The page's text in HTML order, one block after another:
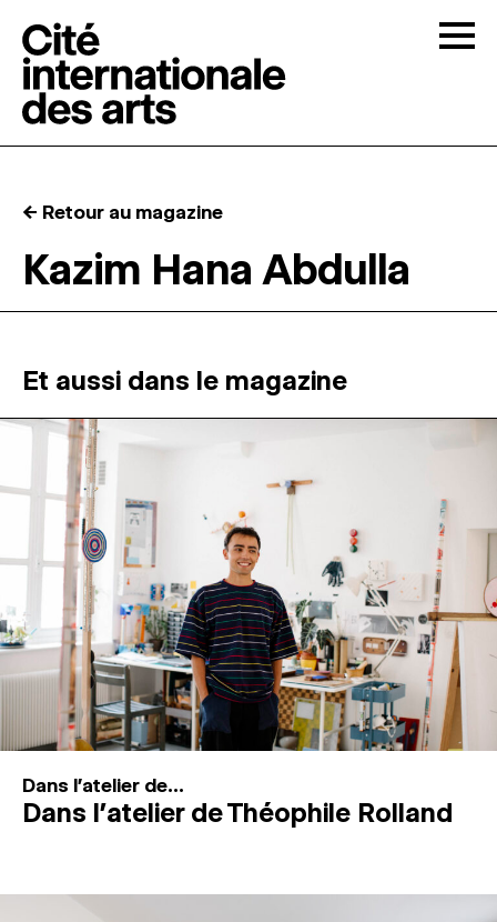
RÉSIDENCES ↓
ATELIERS OUVERTS
PROGRAMMATION
MAGAZINE
ESPACES DE PRATIQUE ARTISTIQUE ↓
Recherche
Connexion
← Retour au magazine
Kazim Hana Abdulla
Et aussi dans le magazine
Dans l'atelier de...
Dans l’atelier de Théophile Rolland